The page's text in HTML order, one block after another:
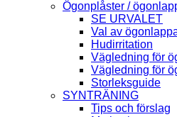
Ögonplåster /
SE URVALET
Val av
Hudirritation
Vägledning för
Vägledning för
Storleksguide
SYNTRÄNING
Tips och förslag